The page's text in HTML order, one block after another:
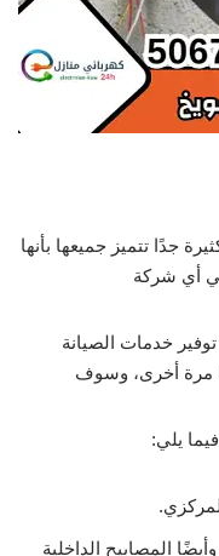
جدًا تتميز جميعها بأنها
أي شركة
خدمات الصيانة
مرة أخرى، وسوف
يلي:
المصابيح الداخلية